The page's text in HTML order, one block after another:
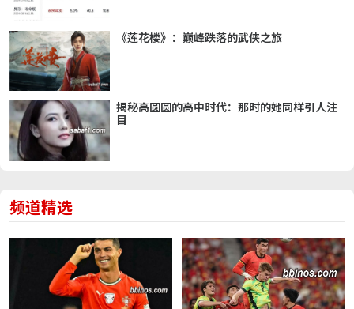
《莲花楼》：巅峰跌落的武侠之旅
揭秘高圆圆的高中时代：那时的她同样引人注
目
频道精选